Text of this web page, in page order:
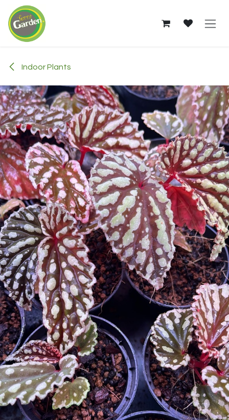
Skip to Content
Indoor Plants